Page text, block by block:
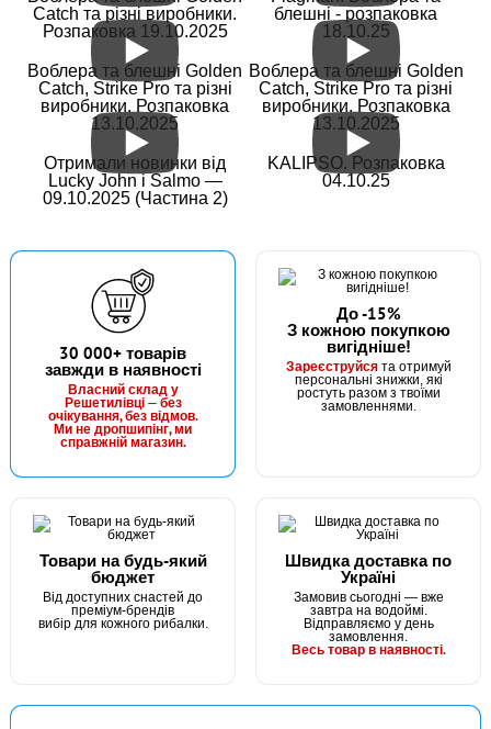
185 грн 1 шт.
КУПИТИ
Прикормка Fanatik Amnesia Монстр-Короп "Шоколад-
Catch та різні виробники.
Розпаковка 19.10.2025
блешні - розпаковка
18.10.25
Воблера та блешні Golden
Catch, Strike Pro та різні
виробники. Розпаковка
13.10.2025
Воблера та блешні Golden
Catch, Strike Pro та різні
виробники. Розпаковка
13.10.2025
Отримали новинки від
Lucky John і Salmo —
09.10.2025 (Частина 2)
KALIPSO. Розпаковка
04.10.25
30 000+ товарів
завжди в наявності
Власний склад у
Решетилівці — без
очікування, без відмов.
Ми не дропшипінг, ми
справжній магазин.
До -15%
З кожною покупкою
вигідніше!
Зареєструйсята отримуй
персональні знижки, які
ростуть разом з твоїми
замовленнями.
Товари на будь-який
бюджет
Від доступних снастей до
преміум-брендів
вибір для кожного рибалки.
Швидка доставка по
Україні
Замовив сьогодні — вже
завтра на водоймі.
Відправляємо у день
замовлення.
Весь товар в наявності.